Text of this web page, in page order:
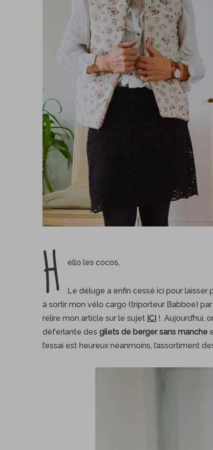
H ello les cocos,
Le déluge a enfin cessé ici pour laisser
à sortir mon vélo cargo (triporteur Babboe)
relire mon article sur le sujet ICI !. Aujourd’hui,
déferlante des gilets de berger sans manche
l’essai est heureux néanmoins, l’assortiment